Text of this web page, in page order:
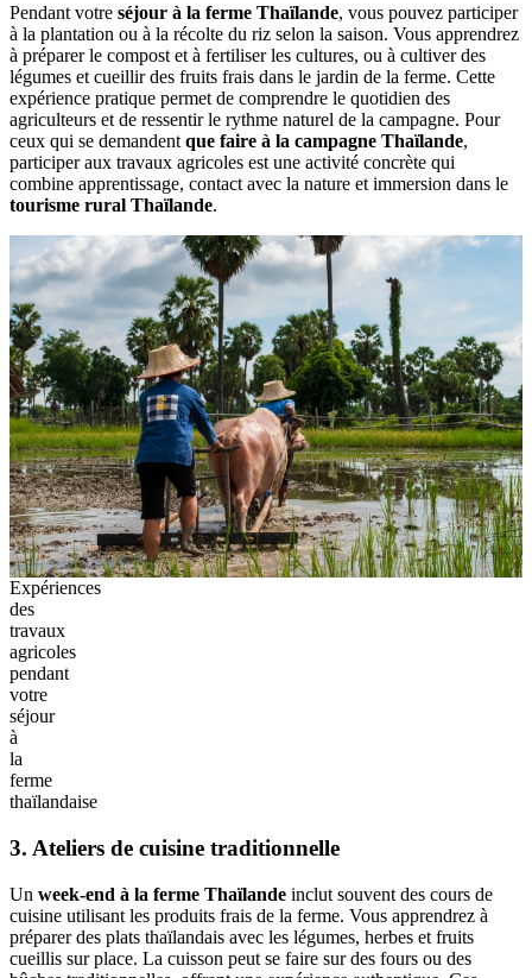
Pendant votre séjour à la ferme Thaïlande, vous pouvez participer
à la plantation ou à la récolte du riz selon la saison. Vous apprendrez
à préparer le compost et à fertiliser les cultures, ou à cultiver des
légumes et cueillir des fruits frais dans le jardin de la ferme. Cette
expérience pratique permet de comprendre le quotidien des
agriculteurs et de ressentir le rythme naturel de la campagne. Pour
ceux qui se demandent que faire à la campagne Thaïlande,
participer aux travaux agricoles est une activité concrète qui
combine apprentissage, contact avec la nature et immersion dans le
tourisme rural Thaïlande.
Expériences
des
travaux
agricoles
pendant
votre
séjour
à
la
ferme
thaïlandaise
3. Ateliers de cuisine traditionnelle
Un week-end à la ferme Thaïlande inclut souvent des cours de
cuisine utilisant les produits frais de la ferme. Vous apprendrez à
préparer des plats thaïlandais avec les légumes, herbes et fruits
cueillis sur place. La cuisson peut se faire sur des fours ou des